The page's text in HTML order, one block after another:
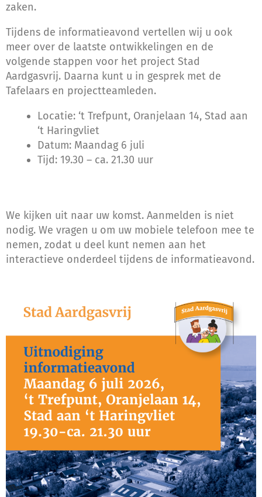
zaken.
Tijdens de informatieavond vertellen wij u ook
meer over de laatste ontwikkelingen en de
volgende stappen voor het project Stad
Aardgasvrij. Daarna kunt u in gesprek met de
Tafelaars en projectteamleden.
Locatie: ‘t Trefpunt, Oranjelaan 14, Stad aan
‘t Haringvliet
Datum: Maandag 6 juli
Tijd: 19.30 – ca. 21.30 uur
We kijken uit naar uw komst. Aanmelden is niet
nodig. We vragen u om uw mobiele telefoon mee te
nemen, zodat u deel kunt nemen aan het
interactieve onderdeel tijdens de informatieavond.